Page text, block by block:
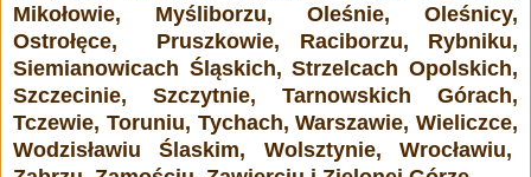
Mikołowie, Myśliborzu, Oleśnie, Oleśnicy,
Ostrołęce, Pruszkowie, Raciborzu, Rybniku,
Siemianowicach Śląskich, Strzelcach Opolskich,
Szczecinie, Szczytnie, Tarnowskich Górach,
Tczewie, Toruniu, Tychach, Warszawie, Wieliczce,
Wodzisławiu Ślaskim, Wolsztynie, Wrocławiu,